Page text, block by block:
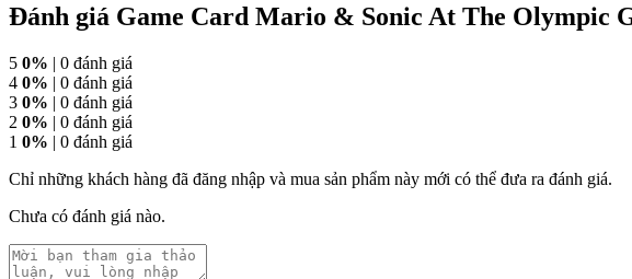
Đánh giá Game Card Mario & Sonic At The Olympic
5 0% | 0 đánh giá
4 0% | 0 đánh giá
3 0% | 0 đánh giá
2 0% | 0 đánh giá
1 0% | 0 đánh giá
Chỉ những khách hàng đã đăng nhập và mua sản phẩm này mới có thể đưa ra đánh giá.
Chưa có đánh giá nào.